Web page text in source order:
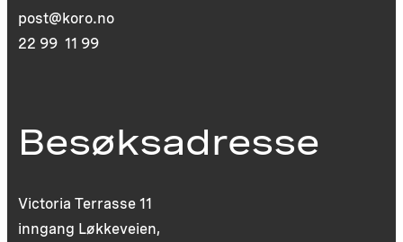
post@koro.no
22 99 11 99
Besøksadresse
Victoria Terrasse 11
inngang Løkkeveien,